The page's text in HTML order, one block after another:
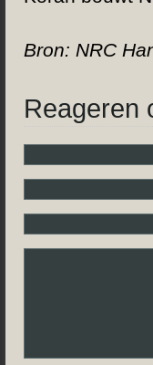
Bron: NRC
Reageren